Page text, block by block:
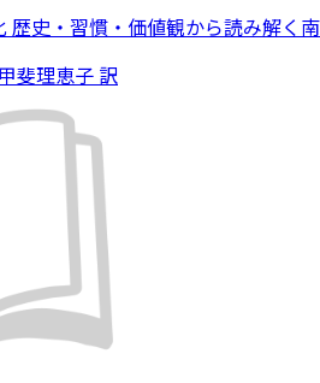
歴史・習慣・価値観から読み解く
斐理恵子 訳